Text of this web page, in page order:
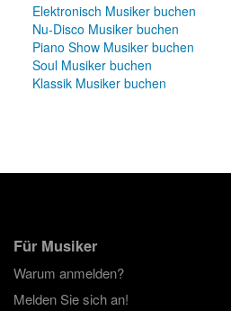
Elektronisch Musiker buchen
Nu-Disco Musiker buchen
Piano Show Musiker buchen
Soul Musiker buchen
Klassik Musiker buchen
Für Musiker
Warum anmelden?
Melden Sie sich an!